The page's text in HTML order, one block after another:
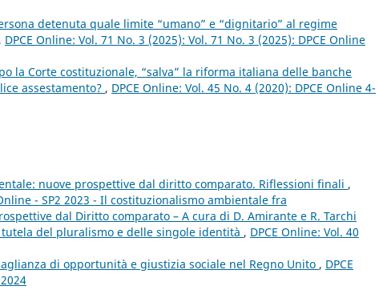
detenuta quale limite “umano” e “dignitario” al regime
, DPCE Online: Vol. 71 No. 3 (2025): Vol. 71 No. 3 (2025): DPCE Online
la Corte costituzionale, “salva” la riforma italiana delle banche
assestamento? , DPCE Online: Vol. 45 No. 4 (2020): DPCE Online 4-
nuove prospettive dal diritto comparato. Riflessioni finali ,
- SP2 2023 - Il costituzionalismo ambientale fra
dal Diritto comparato – A cura di D. Amirante e R. Tarchi
del pluralismo e delle singole identità , DPCE Online: Vol. 40
di opportunità e giustizia sociale nel Regno Unito , DPCE